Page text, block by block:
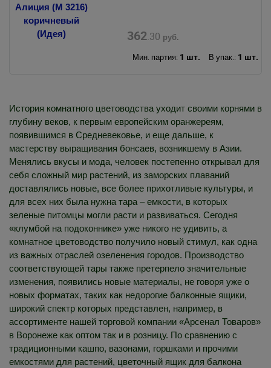
362.30 руб.
Мин. партия: 1 шт. В упак.: 1 шт.
История комнатного цветоводства уходит своими корнями в
глубину веков, к первым европейским оранжереям,
появившимся в Средневековье, и еще дальше, к
мастерству выращивания бонсаев, возникшему в Азии.
Менялись вкусы и мода, человек постепенно открывал для
себя сложный мир растений, из заморских плаваний
доставлялись новые, все более прихотливые культуры, и
для всех них была нужна тара – емкости, в которых
зеленые питомцы могли расти и развиваться. Сегодня
«клумбой на подоконнике» уже никого не удивить, а
комнатное цветоводство получило новый стимул, как одна
из важных отраслей озеленения городов. Производство
соответствующей тары также претерпело значительные
изменения, появились новые материалы, не говоря уже о
новых форматах, таких как недорогие балконные ящики,
широкий спектр которых представлен, например, в
ассортименте нашей торговой компании «Арсенал Товаров»
в Воронеже как оптом так и в розницу. По сравнению с
традиционными кашпо, вазонами, горшками и прочими
емкостями для растений, цветочный ящик для балкона